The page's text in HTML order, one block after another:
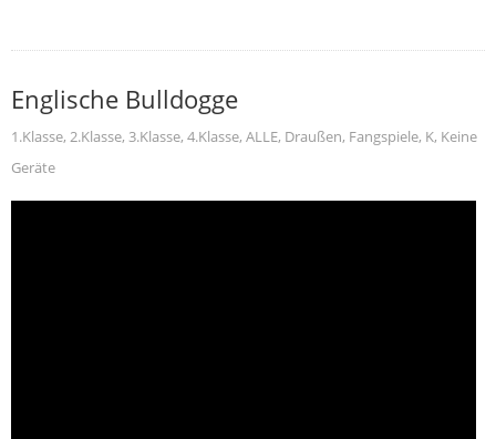
Englische Bulldogge
1.Klasse, 2.Klasse, 3.Klasse, 4.Klasse, ALLE, Draußen, Fangspiele, K, Keine
Geräte